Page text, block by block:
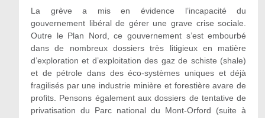
La grève a mis en évidence l’incapacité du
gouvernement libéral de gérer une grave crise sociale.
Outre le Plan Nord, ce gouvernement s’est embourbé
dans de nombreux dossiers très litigieux en matière
d’exploration et d’exploitation des gaz de schiste (shale)
et de pétrole dans des éco-systèmes uniques et déjà
fragilisés par une industrie minière et forestière avare de
profits. Pensons également aux dossiers de tentative de
privatisation du Parc national du Mont-Orford (suite à